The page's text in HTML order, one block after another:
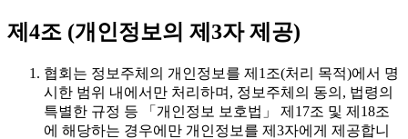
제4조 (개인정보의 제3자 제공)
협회는 정보주체의 개인정보를 제1조(처리 목적)에서 명
시한 범위 내에서만 처리하며, 정보주체의 동의, 법령의
특별한 규정 등 「개인정보 보호법」 제17조 및 제18조
에 해당하는 경우에만 개인정보를 제3자에게 제공합니